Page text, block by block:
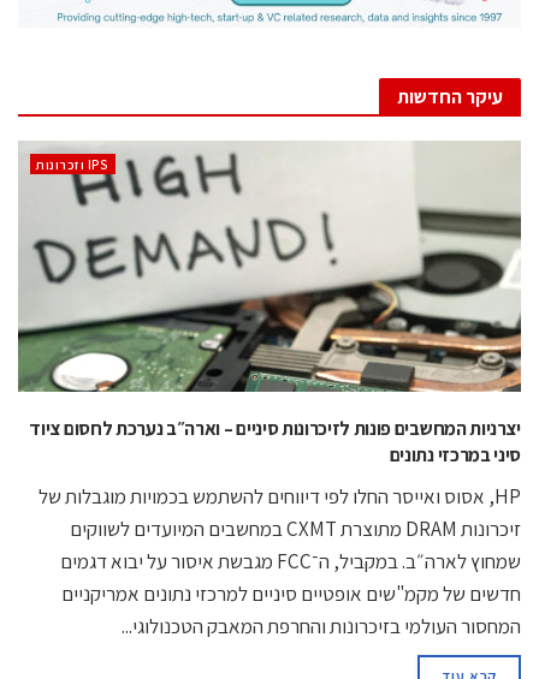
עיקר החדשות
יצרניות המחשבים פונות לזיכרונות סיניים – וארה״ב נערכת לחסום ציוד
סיני במרכזי נתונים
HP, אסוס ואייסר החלו לפי דיווחים להשתמש בכמויות מוגבלות של
זיכרונות DRAM מתוצרת CXMT במחשבים המיועדים לשווקים
שמחוץ לארה״ב. במקביל, ה־FCC מגבשת איסור על יבוא דגמים
חדשים של מקמ"שים אופטיים סיניים למרכזי נתונים אמריקניים
המחסור העולמי בזיכרונות והחרפת המאבק הטכנולוגי...